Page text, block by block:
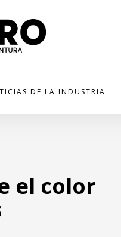
DE LA INDUSTRIA
el color